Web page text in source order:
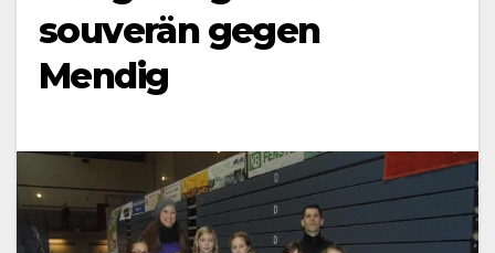
souverän gegen
Mendig